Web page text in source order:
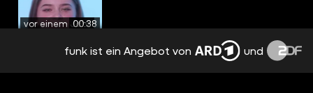
vor einem Jahr
00:38
WEICHE SPAGHETTI
funk ist ein Angebot von und